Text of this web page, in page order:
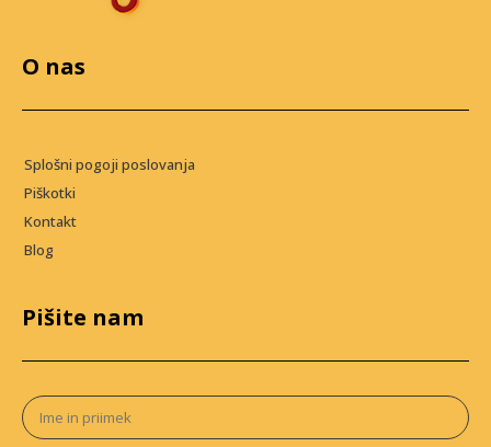
O nas
Splošni pogoji poslovanja
Piškotki
Kontakt
Blog
Pišite nam